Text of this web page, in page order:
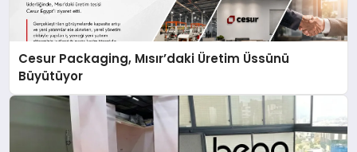
Cesur Packaging, Mısır’daki Üretim Üssünü
Büyütüyor